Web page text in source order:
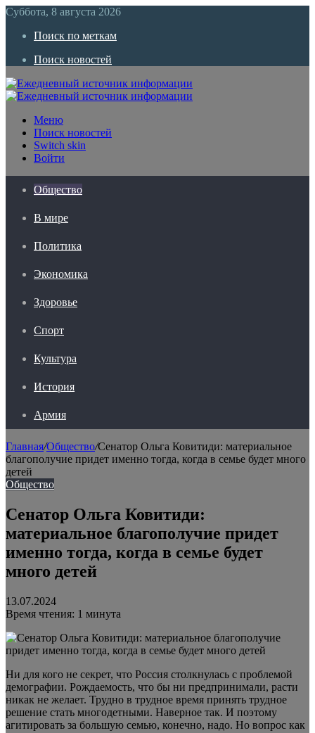
Суббота, 8 августа 2026
Поиск по меткам
Поиск новостей
Меню
Поиск новостей
Switch skin
Войти
Общество
В мире
Политика
Экономика
Здоровье
Спорт
Культура
История
Армия
Главная/Общество/Сенатор Ольга Ковитиди: материальное
благополучие придет именно тогда, когда в семье будет много
детей
Общество
Сенатор Ольга Ковитиди:
материальное благополучие придет
именно тогда, когда в семье будет
много детей
13.07.2024
Время чтения: 1 минута
Ни для кого не секрет, что Россия столкнулась с проблемой
демографии. Рождаемость, что бы ни предпринимали, расти
никак не желает. Трудно в трудное время принять трудное
решение стать многодетными. Наверное так. И поэтому
агитировать за большую семью, конечно, надо. Но вопрос как